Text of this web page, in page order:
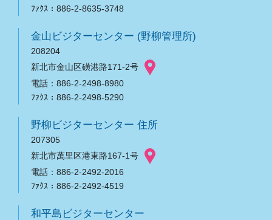
ﾌｧｸｽ：886-2-8635-3748
金山ビジターセンター (野柳管理所)
208204
新北市金山区磺港路171-2号
電話：886-2-2498-8980
ﾌｧｸｽ：886-2-2498-5290
野柳ビジターセンター 住所
207305
新北市萬里区港東路167-1号
電話：886-2-2492-2016
ﾌｧｸｽ：886-2-2492-4519
和平島ビジターセンター